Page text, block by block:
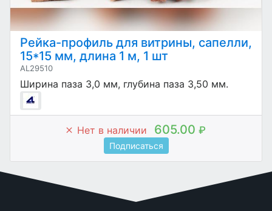
Рейка-профиль для витрины, сапелли,
15*15 мм, длина 1 м, 1 шт
AL29510
Ширина паза 3,0 мм, глубина паза 3,50 мм.
Нет в наличии 605.00 ₽
Подписаться